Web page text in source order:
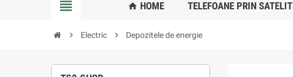
view_headline home HOME TELEFOANE PRIN SATELIT
chevron_right Electric chevron_right Depozitele de energie